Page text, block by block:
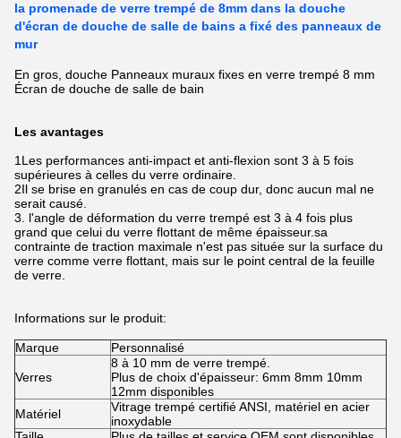
la promenade de verre trempé de 8mm dans la douche
d'écran de douche de salle de bains a fixé des panneaux de
mur
En gros, douche Panneaux muraux fixes en verre trempé 8 mm
Écran de douche de salle de bain
Les avantages
1Les performances anti-impact et anti-flexion sont 3 à 5 fois
supérieures à celles du verre ordinaire.
2Il se brise en granulés en cas de coup dur, donc aucun mal ne
serait causé.
3. l'angle de déformation du verre trempé est 3 à 4 fois plus
grand que celui du verre flottant de même épaisseur.sa
contrainte de traction maximale n'est pas située sur la surface du
verre comme verre flottant, mais sur le point central de la feuille
de verre.
Informations sur le produit:
Marque Personnalisé
Verres
8 à 10 mm de verre trempé.
Plus de choix d'épaisseur: 6mm 8mm 10mm
12mm disponibles
Matériel
Vitrage trempé certifié ANSI, matériel en acier
inoxydable